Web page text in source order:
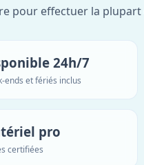
pour effectuer la
24h/7
ends et fériés inclus
pro
certifiées